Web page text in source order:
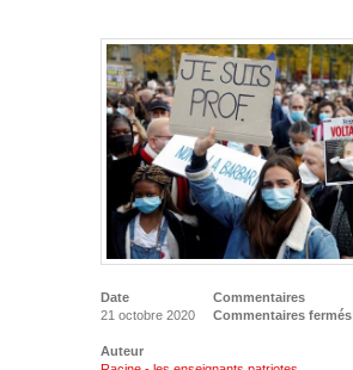
Date
21 octobre 2020
Commentaires
Commentaires fermés
Auteur